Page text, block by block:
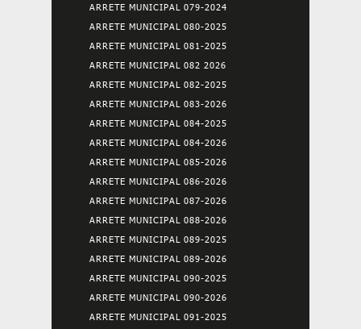
ARRETE MUNICIPAL 079-2024
ARRETE MUNICIPAL 080-2025
ARRETE MUNICIPAL 081-2025
ARRETE MUNICIPAL 082 2026
ARRETE MUNICIPAL 082-2025
ARRETE MUNICIPAL 083-2026
ARRETE MUNICIPAL 084-2025
ARRETE MUNICIPAL 084-2026
ARRETE MUNICIPAL 085-2026
ARRETE MUNICIPAL 086-2026
ARRETE MUNICIPAL 087-2026
ARRETE MUNICIPAL 088-2026
ARRETE MUNICIPAL 089-2025
ARRETE MUNICIPAL 089-2026
ARRETE MUNICIPAL 090-2025
ARRETE MUNICIPAL 090-2026
ARRETE MUNICIPAL 091-2025